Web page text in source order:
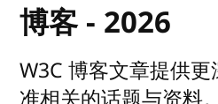
博客 - 2026
W3C 博客文章提供